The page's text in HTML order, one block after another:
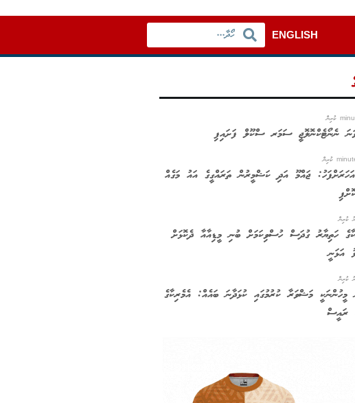
ENGLISH
ނެނޯޓެކްނޮލޮޖީ ސަމަރ ސްކޫލް ފަށައިފި
ޖައްމޫ އަދި ކަޝްމީރުން ތަރައްގީގެ އައު މަގެއް
ހަތިޔާރު ގުދަސް ހުސްވިކަމަށް ބުނި މީޑިއާއާ ދެކޮޅަށް
އަޅަނީ
މީހުންނަކީ މަޝްވަރާ ކުރުމުގައި ކުޅަދާނަ ބައެއް: އެމެރިކާގެ
ރައީސް